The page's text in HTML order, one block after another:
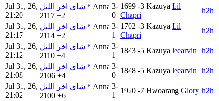
Jul 31, 26,
21:20
شاي اخر الليل * Anna
2117 +2
3-
0
1699 -3 Kazuya Lil
Chapri
h2h
Jul 31, 26,
21:17
شاي اخر الليل * Anna
2114 +2
3-
1
1702 -3 Kazuya Lil
Chapri
h2h
Jul 31, 26,
21:12
شاي اخر الليل * Anna
2110 +4
3-
1
1843 -5 Kazuya leearvin
h2h
Jul 31, 26,
21:08
شاي اخر الليل * Anna
2106 +4
3-
0
1848 -5 Kazuya leearvin
h2h
Jul 31, 26,
21:02
شاي اخر الليل * Anna
2100 +6
3-
1
1920 -7 Hwoarang Glory h2h